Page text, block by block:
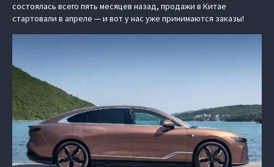
состоялась всего пять месяцев назад, продажи в Китае
стартовали в апреле — и вот у нас уже принимаются заказы!